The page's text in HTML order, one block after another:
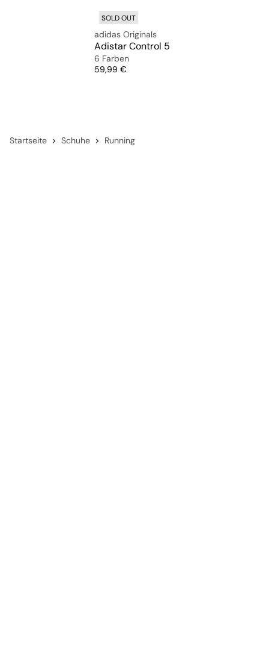
SOLD OUT
adidas Originals
Adistar Control 5
6 Farben
Preis
59,99 €
Startseite Schuhe Running